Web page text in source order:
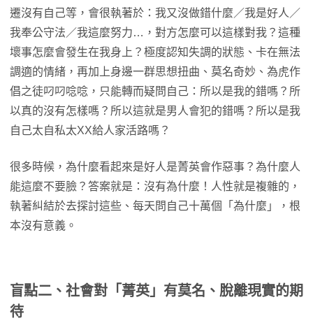
遷沒有自己等，會很執著於：我又沒做錯什麼／我是好人／
我奉公守法／我這麼努力…，對方怎麼可以這樣對我？這種
壞事怎麼會發生在我身上？極度認知失調的狀態、卡在無法
調適的情緒，再加上身邊一群思想扭曲、莫名奇妙、為虎作
倡之徒叼叼唸唸，只能轉而疑問自己：所以是我的錯嗎？所
以真的沒有怎樣嗎？所以這就是男人會犯的錯嗎？所以是我
自己太自私太XX給人家活路嗎？
很多時候，為什麼看起來是好人是菁英會作惡事？為什麼人
能這麼不要臉？答案就是：沒有為什麼！人性就是複雜的，
執著糾結於去探討這些、每天問自己十萬個「為什麼」，根
本沒有意義。
盲點二、 社會對「菁英」有莫名、脫離現實的期
待